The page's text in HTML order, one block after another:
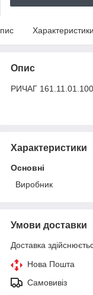
Характеристики
Опис
РИЧАГ
Характеристики
Основні
Виробник
Умови доставки
Доставка
Нова Пошта
Самовивіз